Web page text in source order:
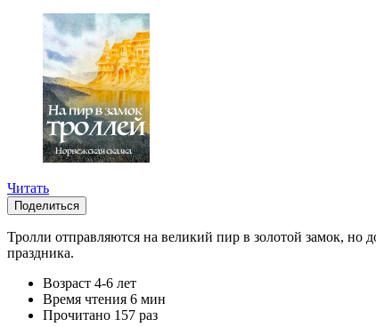
Читать
Поделиться
Тролли отправляются на великий пир в золотой замок, но
праздника.
Возраст 4-6 лет
Время чтения 6 мин
Прочитано 157 раз